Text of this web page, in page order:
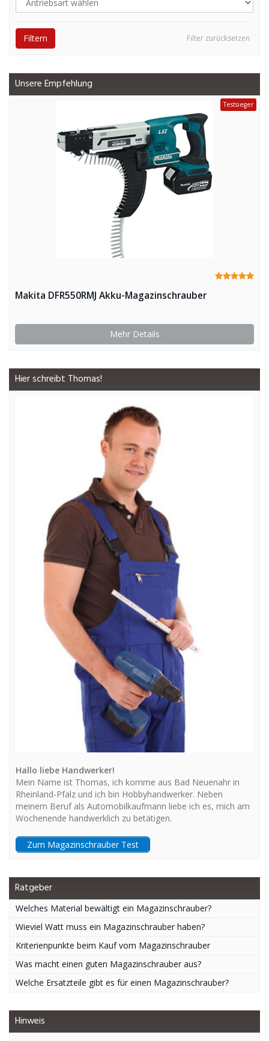
Filter zurücksetzen
Filtern
Unsere Empfehlung
Testsieger
Makita DFR550RMJ Akku-Magazinschrauber
Mehr Details
Hier schreibt Thomas!
Hallo liebe Handwerker!
Mein Name ist Thomas, ich komme aus Bad Neuenahr in
Rheinland-Pfalz und ich bin Hobbyhandwerker. Neben
meinem Beruf als Automobilkaufmann liebe ich es, mich am
Wochenende handwerklich zu betätigen.
Zum Magazinschrauber Test
Ratgeber
Welches Material bewältigt ein Magazinschrauber?
Wieviel Watt muss ein Magazinschrauber haben?
Kriterienpunkte beim Kauf vom Magazinschrauber
Was macht einen guten Magazinschrauber aus?
Welche Ersatzteile gibt es für einen Magazinschrauber?
Hinweis